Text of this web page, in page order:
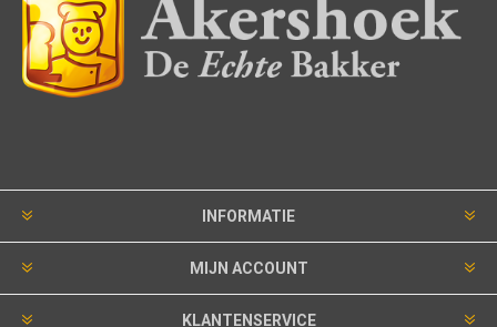
INFORMATIE
MIJN ACCOUNT
KLANTENSERVICE